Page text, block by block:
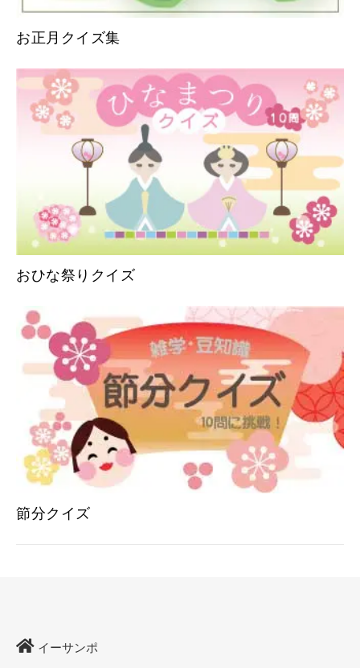
お正月クイズ集
おひな祭りクイズ
節分クイズ
イーサンポ